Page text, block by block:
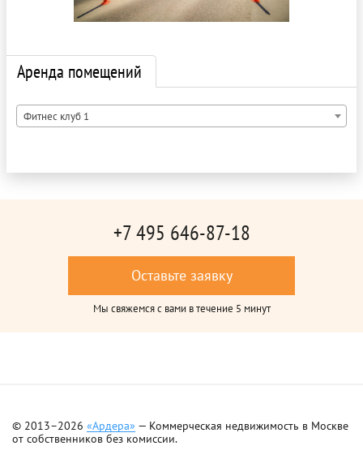
Аренда помещений
Фитнес клуб 1
+7 495 646-87-18
Оставьте заявку
Мы свяжемся с вами в течение 5 минут
© 2013–2026 «Ардера» — Коммерческая недвижимость в Москве
от собственников без комиссии.